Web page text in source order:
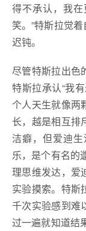
得不承认，我
笑。”特斯拉觉
迟钝。
尽管特斯拉出色
特斯拉承认“我
个人天生就像两
长，越是相互排
洁癖，但爱迪
乐，是个有名的
理思维发达，爱
实验摸索。特斯
千次实验感到难
过一遍就知道结